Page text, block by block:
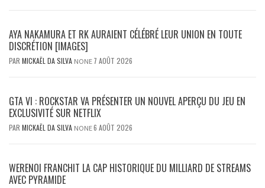
AYA NAKAMURA ET RK AURAIENT CÉLÉBRÉ LEUR UNION EN TOUTE
DISCRÉTION [IMAGES]
PAR MICKAËL DA SILVA NONE 7 AOÛT 2026
GTA VI : ROCKSTAR VA PRÉSENTER UN NOUVEL APERÇU DU JEU EN
EXCLUSIVITÉ SUR NETFLIX
PAR MICKAËL DA SILVA NONE6 AOÛT 2026
WERENOI FRANCHIT LA CAP HISTORIQUE DU MILLIARD DE STREAMS
AVEC PYRAMIDE